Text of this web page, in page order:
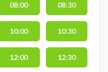
08:00 08:30
10:00 10:30
12:00 12:30